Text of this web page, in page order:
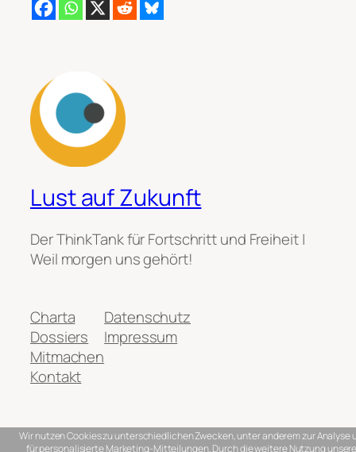
Lust auf Zukunft
Der ThinkTank für Fortschritt und Freiheit |
Weil morgen uns gehört!
Charta
Dossiers
Mitmachen
Kontakt
Datenschutz
Impressum
Wir nutzen Cookies zu unterschiedlichen Zwecken, unter anderem zur Analyse
für personalisierte Marketing-Mitteilungen. Durch die weitere Nutzung